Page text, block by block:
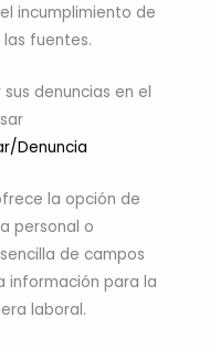
incumplimiento de
las fuentes.
denuncias en el
Denuncia
la opción de
personal o
de campos
información para la
laboral.